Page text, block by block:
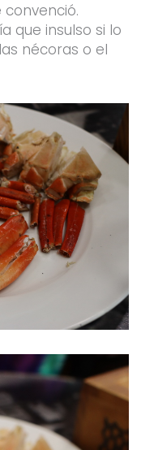
que insulso si lo
nécoras o el